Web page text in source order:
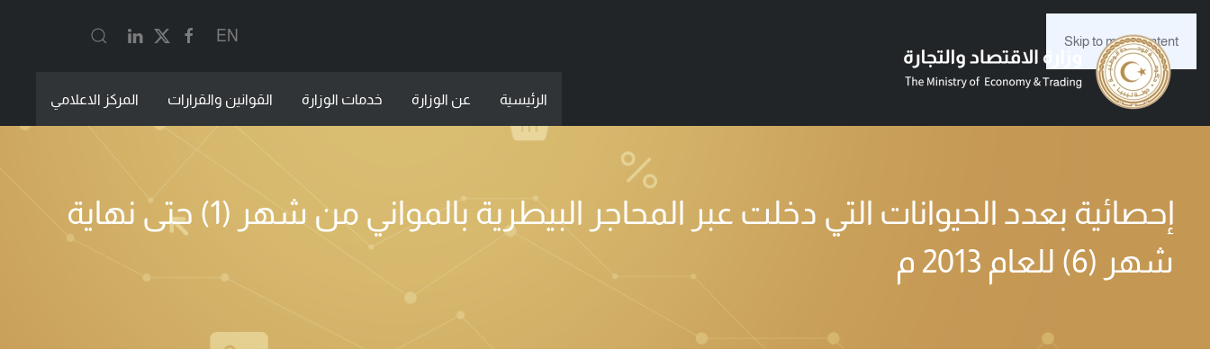
Skip to main content
EN
الرئيسية عن الوزارة خدمات الوزارة القوانين والقرارات المركز الاعلامي
إحصائية بعدد الحيوانات التي دخلت عبر المحاجر البيطرية بالمواني من شهر (1) حتى نهاية
شهر (6) للعام 2013 م